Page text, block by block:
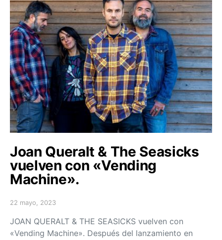
Joan Queralt & The Seasicks
vuelven con «Vending
Machine».
Posted on
22 mayo, 2023
JOAN QUERALT & THE SEASICKS vuelven con
«Vending Machine». Después del lanzamiento en